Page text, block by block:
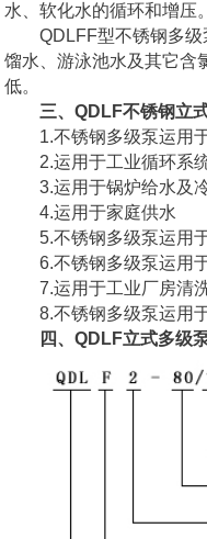
水、软化水的循环和增压。
QDLFF型不锈钢多级
馏水、游泳池水及其它含
低。
三、QDLF不锈钢立式
1.不锈钢多级泵运用于
2.运用于工业循环系
3.运用于锅炉给水及
4.运用于家庭供水
5.不锈钢多级泵运用于
6.不锈钢多级泵运用于
7.运用于工业厂房清
8.不锈钢多级泵运用于
四、QDLF立式多级泵